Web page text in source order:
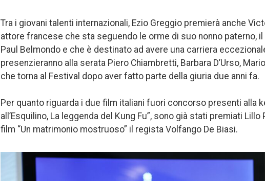
Tra i giovani talenti internazionali, Ezio Greggio premierà anche
attore francese che sta seguendo le orme di suo nonno paterno,
Paul Belmondo e che è destinato ad avere una carriera
presenzieranno alla serata Piero Chiambretti, Barbara D’Urso,
che torna al Festival dopo aver fatto parte della giuria due anni fa.
Per quanto riguarda i due film italiani fuori concorso presenti alla
all’Esquilino, La leggenda del Kung Fu”, sono già stati premiati
film “Un matrimonio mostruoso” il regista Volfango De Biasi.